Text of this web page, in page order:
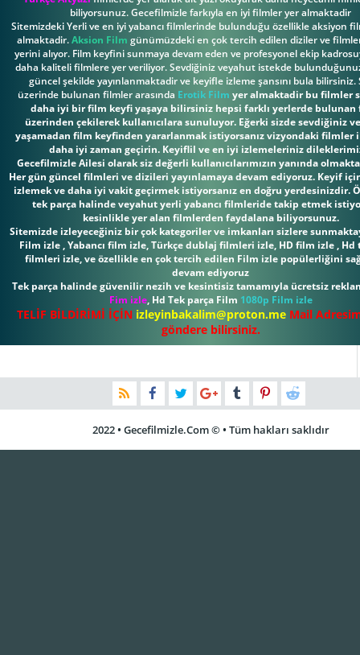
biliyorsunuz. Gecefilmizle farkıyla en iyi filmler yer almaktadir
Sitemizdeki Yerli ve en iyi yabancı filmlerinde bulunduğu özellikle aksiyon
almaktadir.Aksion Film günümüzdeki en çok tercih edilen diziler ve
yerini alıyor. Film keyfini sunmaya devam eden ve profesyonel ekip
daha kaliteli filmlere yer veriliyor. Sevdiğiniz veyahut istekde
güncel şekilde yayınlanmaktadir ve keyifle izleme şansını bula bilirsiniz.
üzerinde bulunan filmler arasında Erotik Film yer almaktadir bu filmler
daha iyi bir film keyfi yaşaya bilirsiniz hepsi farklı yerlerde
üzerinden çekilerek kullanıcılara sunuluyor. Eğerki sizde sevdiğiniz
yaşamadan film keyfinden yararlanmak istiyorsanız vizyondaki filmler
daha iyi zaman geçirin. Keyiflil ve en iyi izlemeleriniz
Gecefilmizle Ailesi olarak siz değerli kullanıcılarımızın yanında
Her gün güncel filmleri ve dizileri yayınlamaya devam ediyoruz. Keyif
izlemek ve daha iyi vakit geçirmek istiyorsanız en doğru yerdesinizdir.
tek parça halinde veyahut yerli yabancı filmleride takip etmek
kesinlikle yer alan filmlerden faydalana biliyorsunuz.
Sitemizde izleyeceğiniz bir çok kategoriler ve imkanları sizlere
Film izle , Yabancı film izle, Türkçe dublaj filmleri izle, HD film izle , Hd
filmleri izle, ve özellikle en çok tercih edilen Film izle popülerliğini
devam ediyoruz
Tek parça halinde güvenilir nezih ve kesintisiz tamamıyla ücretsiz
Fim izle, Hd Tek parça Film 1080p Film izle
TELİF BİLDİRİMİ İÇİN izleyinbakalim@proton.meMail
göndere bilirsiniz.
2022 • Gecefilmizle.Com © • Tüm hakları saklıdır